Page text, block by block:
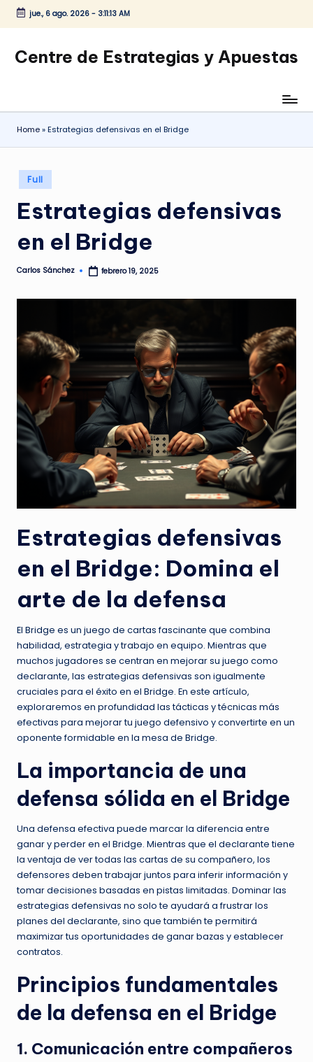
Saltar
contenido
jue., 6 ago. 2026- 3:11:14 AM
Centre de Estrategias y Apuestas
Home»Estrategias defensivas en el Bridge
Publicado
en
Full
Estrategias defensivas
en el Bridge
Publicado
Carlos Sánchez febrero 19, 2025
Estrategias defensivas
en el Bridge: Domina el
arte de la defensa
El Bridge es un juego de cartas fascinante que combina
habilidad, estrategia y trabajo en equipo. Mientras que
muchos jugadores se centran en mejorar su juego como
declarante, las estrategias defensivas son igualmente
cruciales para el éxito en el Bridge. En este artículo,
exploraremos en profundidad las tácticas y técnicas más
efectivas para mejorar tu juego defensivo y convertirte en un
oponente formidable en la mesa de Bridge.
La importancia de una
defensa sólida en el Bridge
Una defensa efectiva puede marcar la diferencia entre
ganar y perder en el Bridge. Mientras que el declarante tiene
la ventaja de ver todas las cartas de su compañero, los
defensores deben trabajar juntos para inferir información y
tomar decisiones basadas en pistas limitadas. Dominar las
estrategias defensivas no solo te ayudará a frustrar los
planes del declarante, sino que también te permitirá
maximizar tus oportunidades de ganar bazas y establecer
contratos.
Principios fundamentales
de la defensa en el Bridge
1. Comunicación entre compañeros